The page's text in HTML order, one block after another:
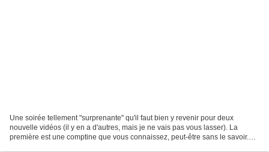
Une soirée tellement "surprenante" qu'il faut bien y revenir pour deux
nouvelle vidéos (il y en a d'autres, mais je ne vais pas vous lasser). La
première est une comptine que vous connaissez, peut-être sans le savoir.